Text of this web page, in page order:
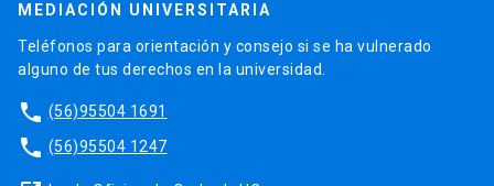
MEDIACIÓN UNIVERSITARIA
Teléfonos para orientación y consejo si se ha vulnerado
alguno de tus derechos en la universidad.
phone (56)95504 1691
phone (56)95504 1247